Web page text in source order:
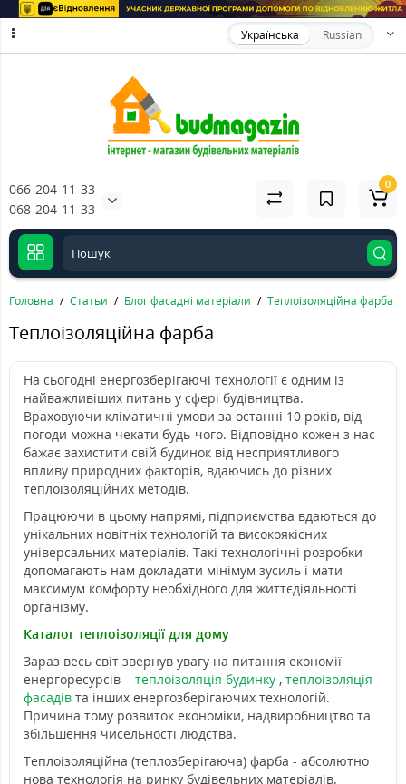
Українська Russian
066-204-11-33
068-204-11-33
0
Головна Статьи Блог фасадні матеріали Теплоізоляційна фарба
Теплоізоляційна фарба
На сьогодні енергозберігаючі технології є одним із
найважливіших питань у сфері будівництва.
Враховуючи кліматичні умови за останні 10 років, від
погоди можна чекати будь-чого. Відповідно кожен з нас
бажає захистити свій будинок від несприятливого
впливу природних факторів, вдаючись до різних
теплоізоляційних методів.
Працюючи в цьому напрямі, підприємства вдаються до
унікальних новітніх технологій та високоякісних
універсальних матеріалів. Такі технологічні розробки
допомагають нам докладати мінімум зусиль і мати
максимум комфорту необхідного для життєдіяльності
організму.
Каталог теплоізоляції для дому
Зараз весь світ звернув увагу на питання економії
енергоресурсів – теплоізоляція будинку , теплоізоляція
фасадів та інших енергозберігаючих технологій.
Причина тому розвиток економіки, надвиробництво та
збільшення чисельності людства.
Теплоізоляційна (теплозберігаюча) фарба - абсолютно
нова технологія на ринку будівельних матеріалів.